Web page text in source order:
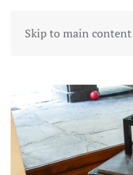
Skip to main content